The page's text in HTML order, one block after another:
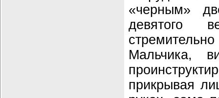
«черным»
девятого
Мальчика,
прикрывая